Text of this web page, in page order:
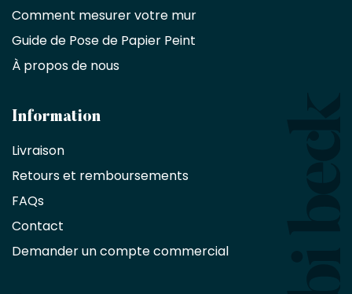
Décorateurs
d'intérieur,
designers
architectes
d'une
exclusive
de
%
sur
Comment mesurer votre mur
Guide de Pose de Papier Peint
À propos de nous
Information
Livraison
Retours et remboursements
FAQs
Contact
Demander un compte commercial